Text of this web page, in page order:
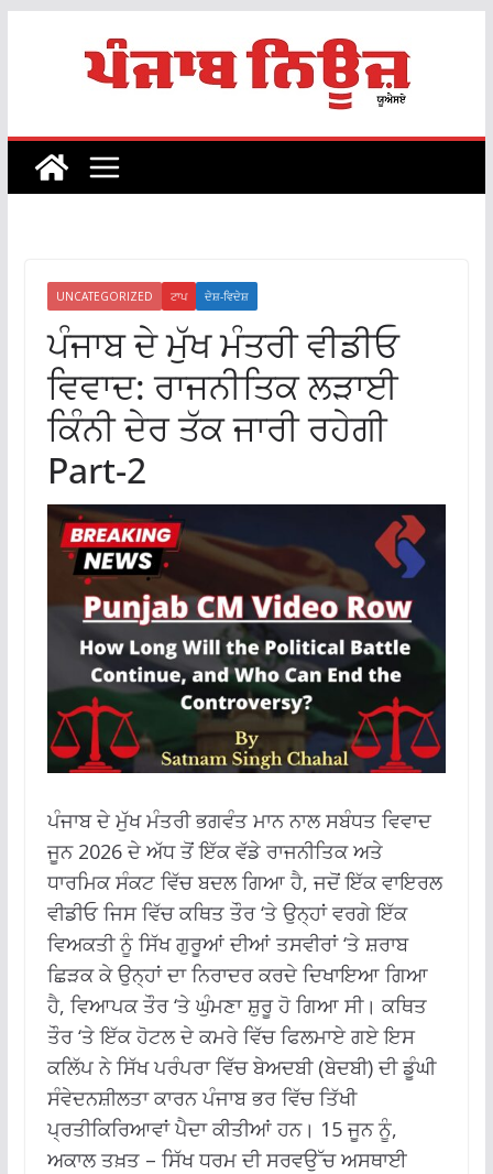
UNCATEGORIZED ਟਾਪ ਦੇਸ਼-ਵਿਦੇਸ਼
ਪੰਜਾਬ ਦੇ ਮੁੱਖ ਮੰਤਰੀ ਵੀਡੀਓ
ਵਿਵਾਦ: ਰਾਜਨੀਤਿਕ ਲੜਾਈ
ਕਿੰਨੀ ਦੇਰ ਤੱਕ ਜਾਰੀ ਰਹੇਗੀ
Part-2
ਪੰਜਾਬ ਦੇ ਮੁੱਖ ਮੰਤਰੀ ਭਗਵੰਤ ਮਾਨ ਨਾਲ ਸਬੰਧਤ ਵਿਵਾਦ
ਜੂਨ 2026 ਦੇ ਅੱਧ ਤੋਂ ਇੱਕ ਵੱਡੇ ਰਾਜਨੀਤਿਕ ਅਤੇ
ਧਾਰਮਿਕ ਸੰਕਟ ਵਿੱਚ ਬਦਲ ਗਿਆ ਹੈ, ਜਦੋਂ ਇੱਕ ਵਾਇਰਲ
ਵੀਡੀਓ ਜਿਸ ਵਿੱਚ ਕਥਿਤ ਤੌਰ ‘ਤੇ ਉਨ੍ਹਾਂ ਵਰਗੇ ਇੱਕ
ਵਿਅਕਤੀ ਨੂੰ ਸਿੱਖ ਗੁਰੂਆਂ ਦੀਆਂ ਤਸਵੀਰਾਂ ‘ਤੇ ਸ਼ਰਾਬ
ਛਿੜਕ ਕੇ ਉਨ੍ਹਾਂ ਦਾ ਨਿਰਾਦਰ ਕਰਦੇ ਦਿਖਾਇਆ ਗਿਆ
ਹੈ, ਵਿਆਪਕ ਤੌਰ ‘ਤੇ ਘੁੰਮਣਾ ਸ਼ੁਰੂ ਹੋ ਗਿਆ ਸੀ। ਕਥਿਤ
ਤੌਰ ‘ਤੇ ਇੱਕ ਹੋਟਲ ਦੇ ਕਮਰੇ ਵਿੱਚ ਫਿਲਮਾਏ ਗਏ ਇਸ
ਕਲਿੱਪ ਨੇ ਸਿੱਖ ਪਰੰਪਰਾ ਵਿੱਚ ਬੇਅਦਬੀ (ਬੇਦਬੀ) ਦੀ ਡੂੰਘੀ
ਸੰਵੇਦਨਸ਼ੀਲਤਾ ਕਾਰਨ ਪੰਜਾਬ ਭਰ ਵਿੱਚ ਤਿੱਖੀ
ਪ੍ਰਤੀਕਿਰਿਆਵਾਂ ਪੈਦਾ ਕੀਤੀਆਂ ਹਨ। 15 ਜੂਨ ਨੂੰ,
ਅਕਾਲ ਤਖ਼ਤ – ਸਿੱਖ ਧਰਮ ਦੀ ਸਰਵਉੱਚ ਅਸਥਾਈ